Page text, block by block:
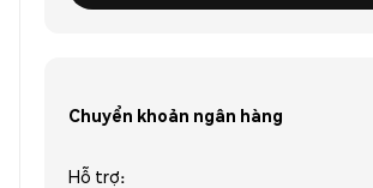
Chuyển khoản ngân hàng
Hỗ trợ: